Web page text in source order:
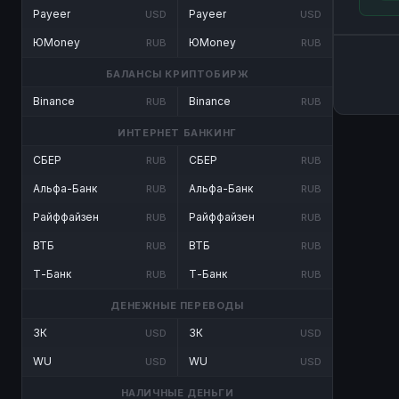
Payeer USD
ЮMoney RUB
Payeer USD
ЮMoney RUB
БАЛАНСЫ КРИПТОБИРЖ
Binance RUB Binance RUB
ИНТЕРНЕТ БАНКИНГ
СБЕР RUB
Альфа-Банк RUB
Райффайзен RUB
ВТБ RUB
Т-Банк RUB
СБЕР RUB
Альфа-Банк RUB
Райффайзен RUB
ВТБ RUB
Т-Банк RUB
ДЕНЕЖНЫЕ ПЕРЕВОДЫ
ЗК USD
WU USD
ЗК USD
WU USD
НАЛИЧНЫЕ ДЕНЬГИ